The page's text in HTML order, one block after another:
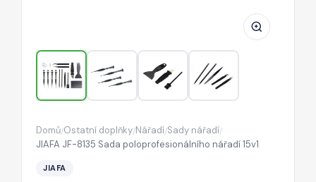
poloprofesionálního
15v1
Domů/Ostatní doplňky/Nářadí/Sady nářadí/
JIAFA JF-8135 Sada poloprofesionálního nářadí 15v1
JIAFA